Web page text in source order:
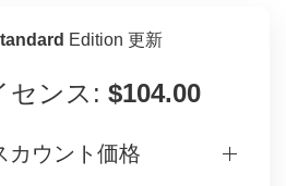
Edition 更新
センス: $104.00
カウント価格